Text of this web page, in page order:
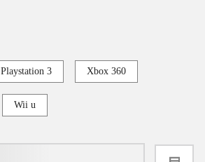
Playstation 3 Xbox 360
Wii u